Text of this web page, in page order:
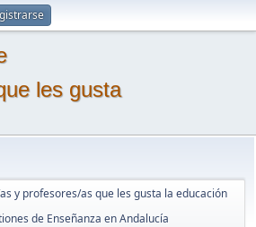
les gusta
y profesores/as que les gusta la educación
de Enseñanza en Andalucía